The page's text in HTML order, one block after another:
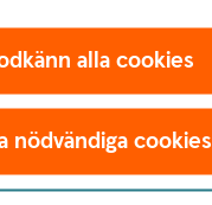
tillhör du?
alla cookies
nödvändiga cookies